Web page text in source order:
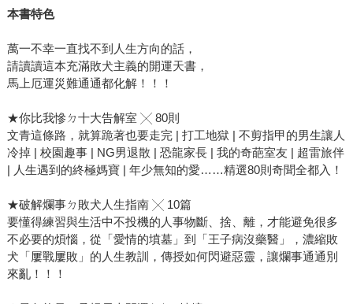
本書特色
萬一不幸一直找不到人生方向的話，
請讀讀這本充滿敗犬主義的開運天書，
馬上厄運災難通通都化解！！！
★你比我慘ㄉ十大告解室 ╳ 80則
文青這條路，就算跪著也要走完 | 打工地獄 | 不剪指甲的男生讓人
冷掉 | 校園趣事 | NG男退散 | 恐龍家長 | 我的奇葩室友 | 超雷旅伴
| 人生遇到的終極媽寶 | 年少無知的愛……精選80則奇聞全都入！
★破解爛事ㄉ敗犬人生指南 ╳ 10篇
要懂得練習與生活中不投機的人事物斷、捨、離，才能避免很多
不必要的煩惱，從「愛情的墳墓」到「王子病沒藥醫」，濃縮敗
犬「屢戰屢敗」的人生教訓，傳授如何閃避惡靈，讓爛事通通別
來亂！！！